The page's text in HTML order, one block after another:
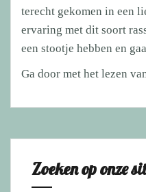
terecht gekomen in een
ervaring met dit soort
een stootje hebben en
Ga door met het lezen
Zoeken op onze